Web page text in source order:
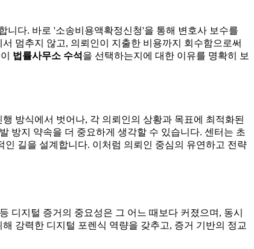
니다. 바로 '소송비용액확정신청'을 통해 변호사 보수를
멈추지 않고, 의뢰인이 지출한 비용까지 회수함으로써
법률사무소 수석 을 선택하는지에 대한 이유를 명확히 보
방식에서 벗어나, 각 의뢰인의 상황과 목표에 최적화된
방지 약속을 더 중요하게 생각할 수 있습니다. 센터는 초
길을 설계합니다. 이처럼 의뢰인 중심의 유연하고 전략
디지털 증거의 중요성은 그 어느 때보다 커졌으며, 동시
강력한 디지털 포렌식 역량을 갖추고, 증거 기반의 정교